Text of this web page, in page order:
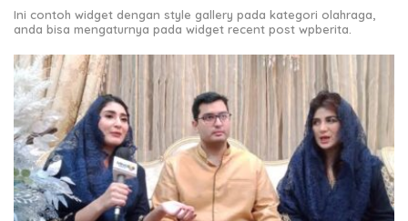
Ini contoh widget dengan style gallery pada kategori olahraga,
anda bisa mengaturnya pada widget recent post wpberita.